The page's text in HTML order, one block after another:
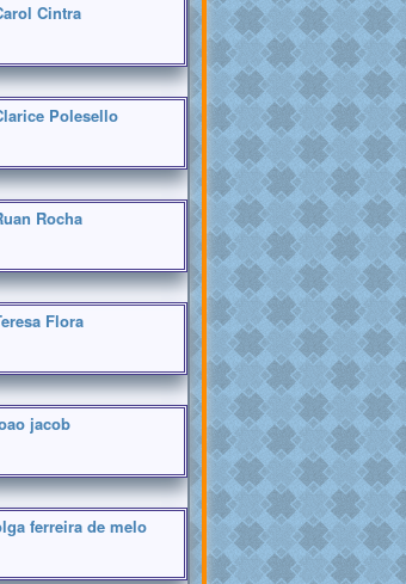
Cintra
Polesello
Rocha
Flora
jacob
ferreira de melo